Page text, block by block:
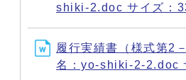
shiki-2.doc サイズ：
履行実績書（様式第2
名：yo-shiki-2-2.doc